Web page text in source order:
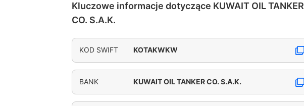
Kluczowe informacje dotyczące KUWAIT OIL TANKER
CO. S.A.K.
KOD SWIFT KOTAKWKW
BANK KUWAIT OIL TANKER CO. S.A.K.